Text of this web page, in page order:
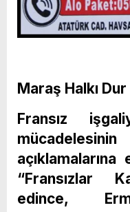
Maraş Halkı
Fransız
“Fransızlar
edince,